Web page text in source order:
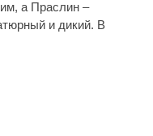
а Праслин –
и дикий. В